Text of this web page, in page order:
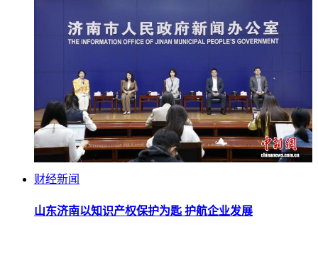
财经新闻
山东济南以知识产权保护为匙 护航企业发展